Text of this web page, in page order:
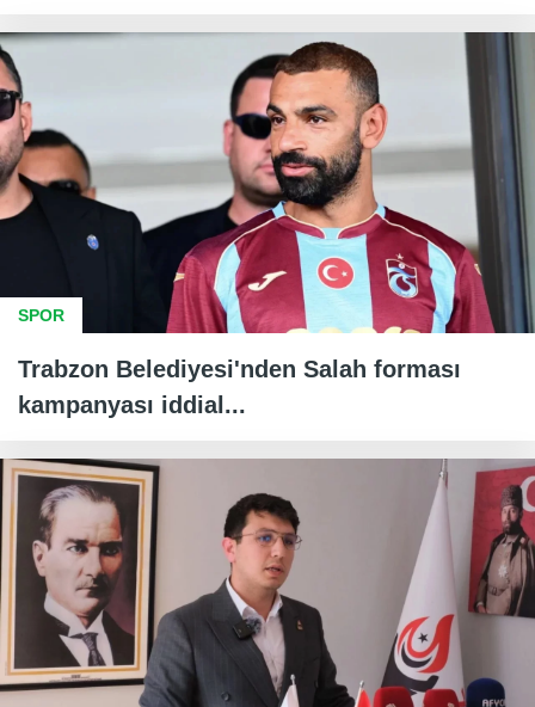
SPOR
Trabzon Belediyesi'nden Salah forması
kampanyası iddial...